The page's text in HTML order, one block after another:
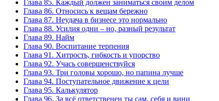
Глава 85. Каждый должен заниматься своим делом
Глава 86. Относись к вещам бережно
Глава 87. Неудача в бизнесе это нормально
Глава 88. Усилия одни – но, разный результат
Глава 89. Найм
Глава 90. Воспитание терпения
Глава 91. Хитрость, гибкость и упорство
Глава 92. Учась совершенствуйся
Глава 93. Три головы хорошо, но папина лучше
Глава 94. Поступательное движение к цели
Глава 95. Калькулятор
Глава 96. За всё ответственен ты сам, себя и вини